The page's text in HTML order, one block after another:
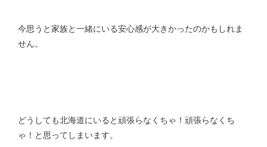
今思うと家族と一緒にいる安心感が大きかったのかもしれま
せん。
どうしても北海道にいると頑張らなくちゃ！頑張らなくち
ゃ！と思ってしまいます。